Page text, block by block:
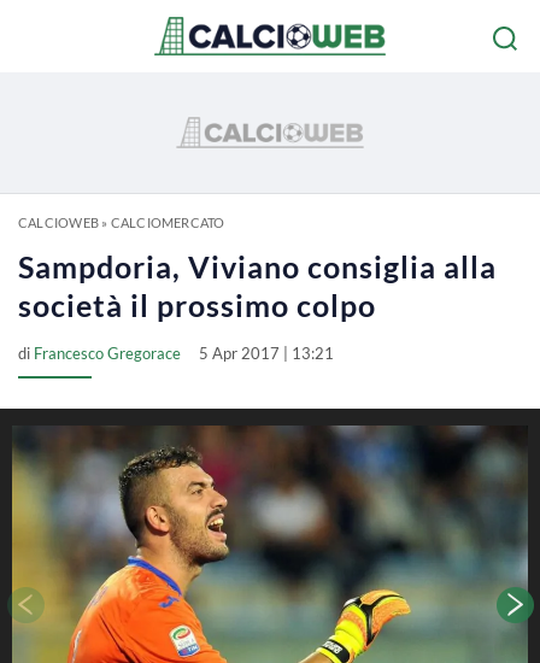
CALCIOWEB» CALCIOMERCATO
Sampdoria, Viviano consiglia alla
società il prossimo colpo
di Francesco Gregorace 5 Apr 2017 | 13:21